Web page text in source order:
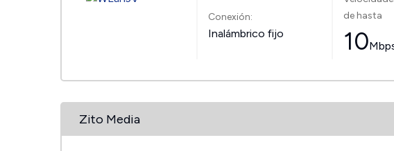
Conexión:
Inalámbrico fijo
de hasta
10
Zito Media